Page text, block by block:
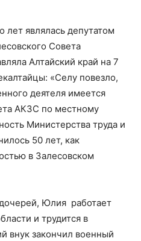
являлась депутатом
Совета
Алтайский край на 7
«Селу повезло,
деятеля имеется
АКЗС по местному
Министерства труда и
50 лет, как
в Залесовском
Юлия работает
и трудится в
внук закончил военный